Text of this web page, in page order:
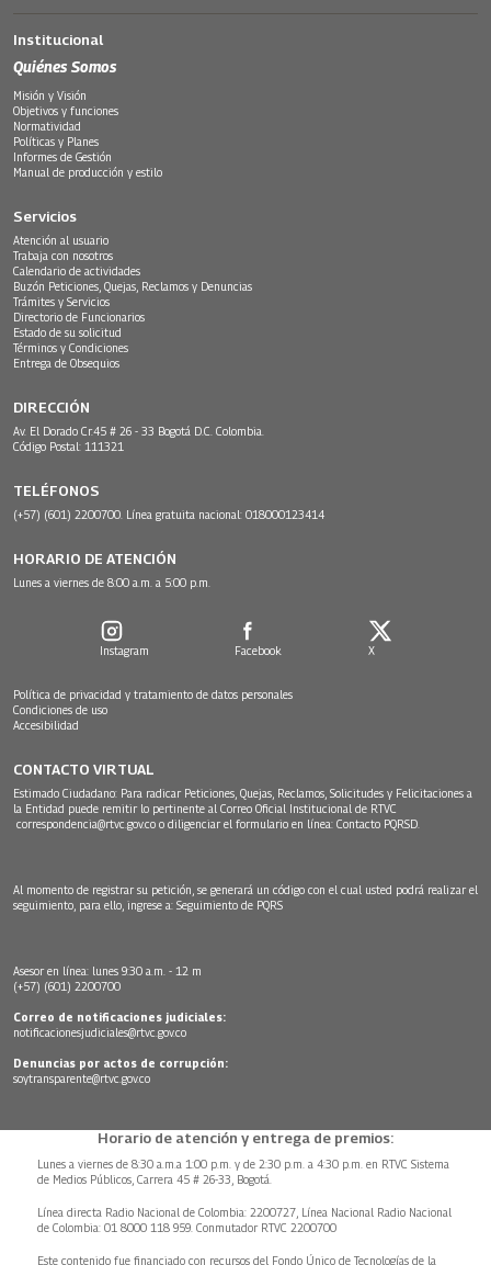
Institucional
Quiénes Somos
Misión y Visión
Objetivos y funciones
Normatividad
Políticas y Planes
Informes de Gestión
Manual de producción y estilo
Servicios
Atención al usuario
Trabaja con nosotros
Calendario de actividades
Buzón Peticiones, Quejas, Reclamos y Denuncias
Trámites y Servicios
Directorio de Funcionarios
Estado de su solicitud
Términos y Condiciones
Entrega de Obsequios
DIRECCIÓN
Av. El Dorado Cr.45 # 26 - 33 Bogotá D.C. Colombia.
Código Postal: 111321
TELÉFONOS
(+57) (601) 2200700. Línea gratuita nacional: 018000123414
HORARIO DE ATENCIÓN
Lunes a viernes de 8:00 a.m. a 5:00 p.m.
Instagram Facebook X
Política de privacidad y tratamiento de datos personales
Condiciones de uso
Accesibilidad
CONTACTO VIRTUAL
Estimado Ciudadano: Para radicar Peticiones, Quejas, Reclamos, Solicitudes y Felicitaciones a
la Entidad puede remitir lo pertinente al Correo Oficial Institucional de RTVC
correspondencia@rtvc.gov.co o diligenciar el formulario en línea: Contacto PQRSD.
Al momento de registrar su petición, se generará un código con el cual usted podrá realizar el
seguimiento, para ello, ingrese a: Seguimiento de PQRS
Asesor en línea: lunes 9:30 a.m. - 12 m
(+57) (601) 2200700
Correo de notificaciones judiciales:
notificacionesjudiciales@rtvc.gov.co
Denuncias por actos de corrupción:
soytransparente@rtvc.gov.co
Horario de atención y entrega de premios:
Lunes a viernes de 8:30 a.m.a 1:00 p.m. y de 2:30 p.m. a 4:30 p.m. en RTVC Sistema
de Medios Públicos, Carrera 45 # 26-33, Bogotá.
Línea directa Radio Nacional de Colombia: 2200727, Línea Nacional Radio Nacional
de Colombia: 01 8000 118 959. Conmutador RTVC 2200700
Este contenido fue financiado con recursos del Fondo Único de Tecnologías de la